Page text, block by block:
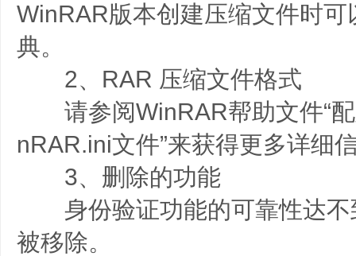
WinRAR版本创建压缩文件时
典。
2、RAR 压缩文件格式
请参阅WinRAR帮助文件“配
nRAR.ini文件”来获得更多详细
3、删除的功能
身份验证功能的可靠性达不
被移除。